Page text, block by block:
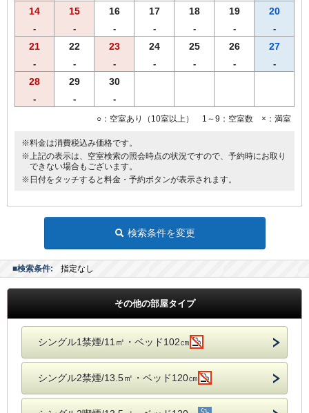
14
-
15
-
16
-
17
-
18
-
19
-
20
-
21
-
22
-
23
-
24
-
25
-
26
-
27
-
28
-
29
-
30
-
○：空室あり（10室以上） 1～9：空室数 ×：満室
※料金は消費税込み価格です。
※上記の表示は、空室検索の照会時点の状況ですので、予約時にお取り
できない場合もございます。
※日付をタッチすると料金・予約ボタンが表示されます。
検索条件を変更
■検索条件: 指定なし
その他の部屋タイプ
シングル1禁煙/11㎡・ベッド102㎝
シングル2禁煙/13.5㎡・ベッド120㎝